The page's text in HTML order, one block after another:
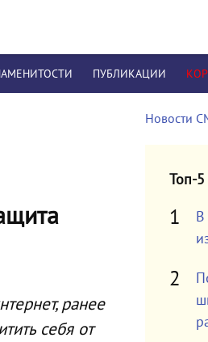
ПУБЛИКАЦИИ
ранее
себя от
Новости
Топ-5
В